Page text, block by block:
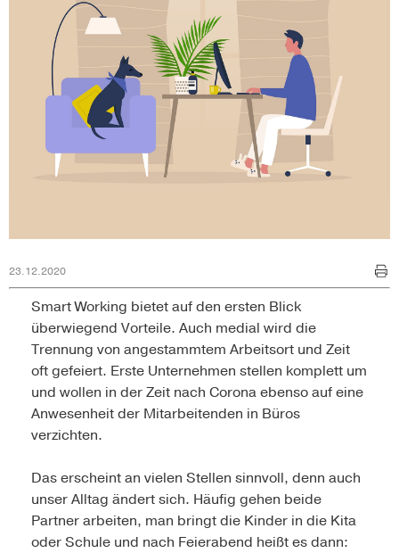
23.12.2020
Smart Working bietet auf den ersten Blick
überwiegend Vorteile. Auch medial wird die
Trennung von angestammtem Arbeitsort und Zeit
oft gefeiert. Erste Unternehmen stellen komplett um
und wollen in der Zeit nach Corona ebenso auf eine
Anwesenheit der Mitarbeitenden in Büros
verzichten.
Das erscheint an vielen Stellen sinnvoll, denn auch
unser Alltag ändert sich. Häufig gehen beide
Partner arbeiten, man bringt die Kinder in die Kita
oder Schule und nach Feierabend heißt es dann: